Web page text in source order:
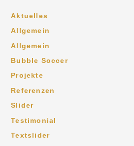
Aktuelles
Allgemein
Allgemein
Bubble Soccer
Projekte
Referenzen
Slider
Testimonial
Textslider